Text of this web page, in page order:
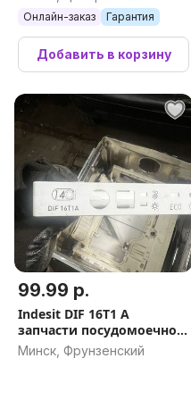
Онлайн-заказ Гарантия
Добавить в корзину
99.99 р.
Indesit DIF 16T1 A
запчасти посудомоечной
машины
Минск, Фрунзенский